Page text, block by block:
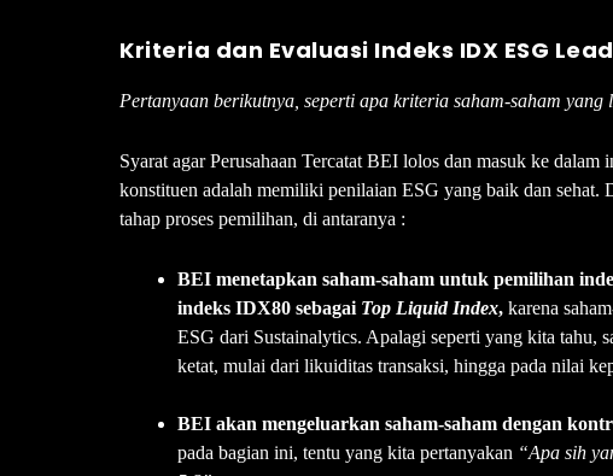
Kriteria dan Evaluasi Indeks IDX ESG
Pertanyaan berikutnya, seperti apa kriteria saham-saham
Syarat agar Perusahaan Tercatat BEI lolos dan masuk ke
konstituen adalah memiliki penilaian ESG yang baik dan sehat.
tahap proses pemilihan, di antaranya :
BEI menetapkan saham-saham untuk pemilihan
indeks IDX80 sebagai Top Liquid Index, karena
ESG dari Sustainalytics. Apalagi seperti yang kita tahu,
ketat, mulai dari likuiditas transaksi, hingga pada nilai
BEI akan mengeluarkan saham-saham dengan
pada bagian ini, tentu yang kita pertanyakan “Apa sih